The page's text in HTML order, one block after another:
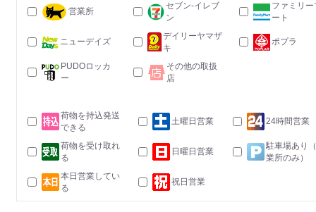
営業所
セブン-イレブ
ン
ファミリー
ート
ニューデイズ
デイリーヤマザ
キ
ポプラ
PUDOロッカ
ー
その他の取扱
店
荷物を持込発送
できる
土曜日営業 24時間営業
荷物を受け取れ
る
日曜日営業
駐車場あり
業所のみ）
本日営業してい
る
祝日営業